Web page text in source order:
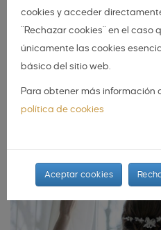
ORGANIZA
DIARIO DE
Cómo ser
cookies y acceder
"Rechazar cookies" en el caso
únicamente las cookies
básico del sitio web.
Para obtener más información
política de cookies
Aceptar cookies